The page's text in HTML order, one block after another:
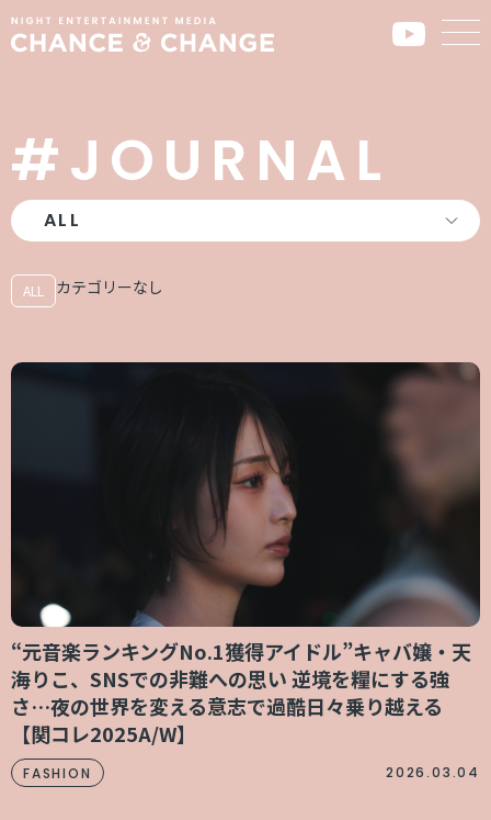
#JOURNAL
ALL カテゴリーなし
“元音楽ランキングNo.1獲得アイドル”キャバ嬢・天
海りこ、SNSでの非難への思い 逆境を糧にする強
さ…夜の世界を変える意志で過酷日々乗り越える
【関コレ2025A/W】
FASHION 2026.03.04